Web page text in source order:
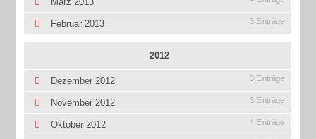
Februar 2013 3 Einträge
2012
Dezember 2012 3 Einträge
November 2012 3 Einträge
Oktober 2012 4 Einträge